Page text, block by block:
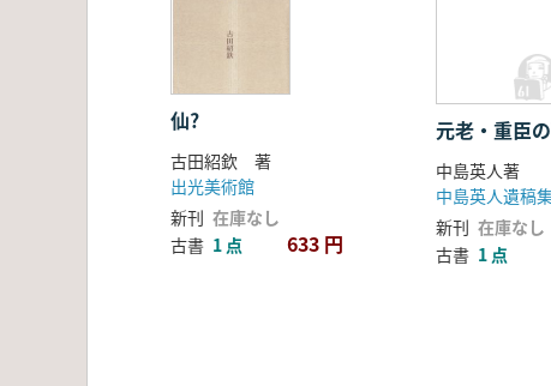
仙?
古田紹欽 著
出光美術館
新刊 在庫なし
古書 1 点 633 円
元老・重臣
中島英人著
中島英人遺稿
新刊 在庫なし
古書 1 点